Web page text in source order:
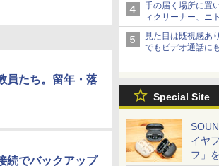
手の届く場所に置
ィクリーナー、ニ
見た目は既視感あ
でもビデオ通話に
Special Site
イヤ
フ」
員たち。留年・落
続でバックアップ